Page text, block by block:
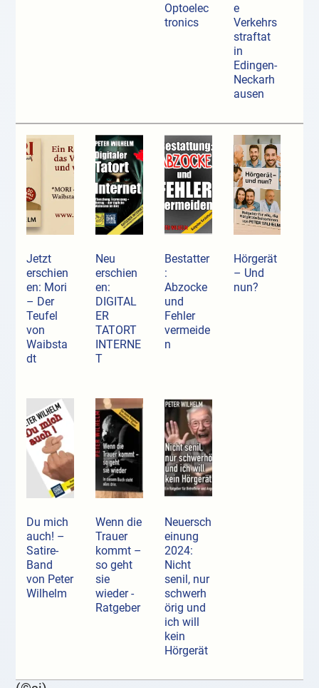
Optoelec
tronics
e
Verkehrs
straftat
in
Edingen-
Neckarh
ausen
Jetzt
erschien
en: Mori
– Der
Teufel
von
Waibsta
dt
Neu
erschien
en:
DIGITAL
ER
TATORT
INTERNE
T
Bestatter
:
Abzocke
und
Fehler
vermeide
n
Hörgerät
– Und
nun?
Du mich
auch! –
Satire-
Band
von Peter
Wilhelm
Wenn die
Trauer
kommt –
so geht
sie
wieder -
Ratgeber
Neuersch
einung
2024:
Nicht
senil, nur
schwerh
örig und
ich will
kein
Hörgerät